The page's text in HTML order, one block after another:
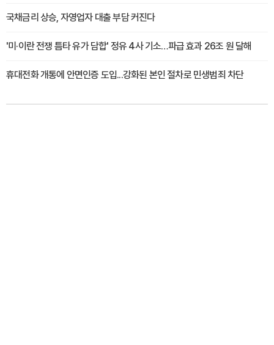
국채금리 상승, 자영업자 대출 부담 커진다
'미·이란 전쟁 틈타 유가 담합' 정유 4사 기소…파급 효과 26조 원 달해
휴대전화 개통에 안면인증 도입...강화된 본인 절차로 민생범죄 차단